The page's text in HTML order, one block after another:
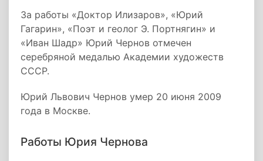
За работы «Доктор Илизаров», «Юрий
Гагарин», «Поэт и геолог Э. Портнягин» и
«Иван Шадр» Юрий Чернов отмечен
серебряной медалью Академии художеств
СССР.
Юрий Львович Чернов умер 20 июня 2009
года в Москве.
Работы Юрия Чернова